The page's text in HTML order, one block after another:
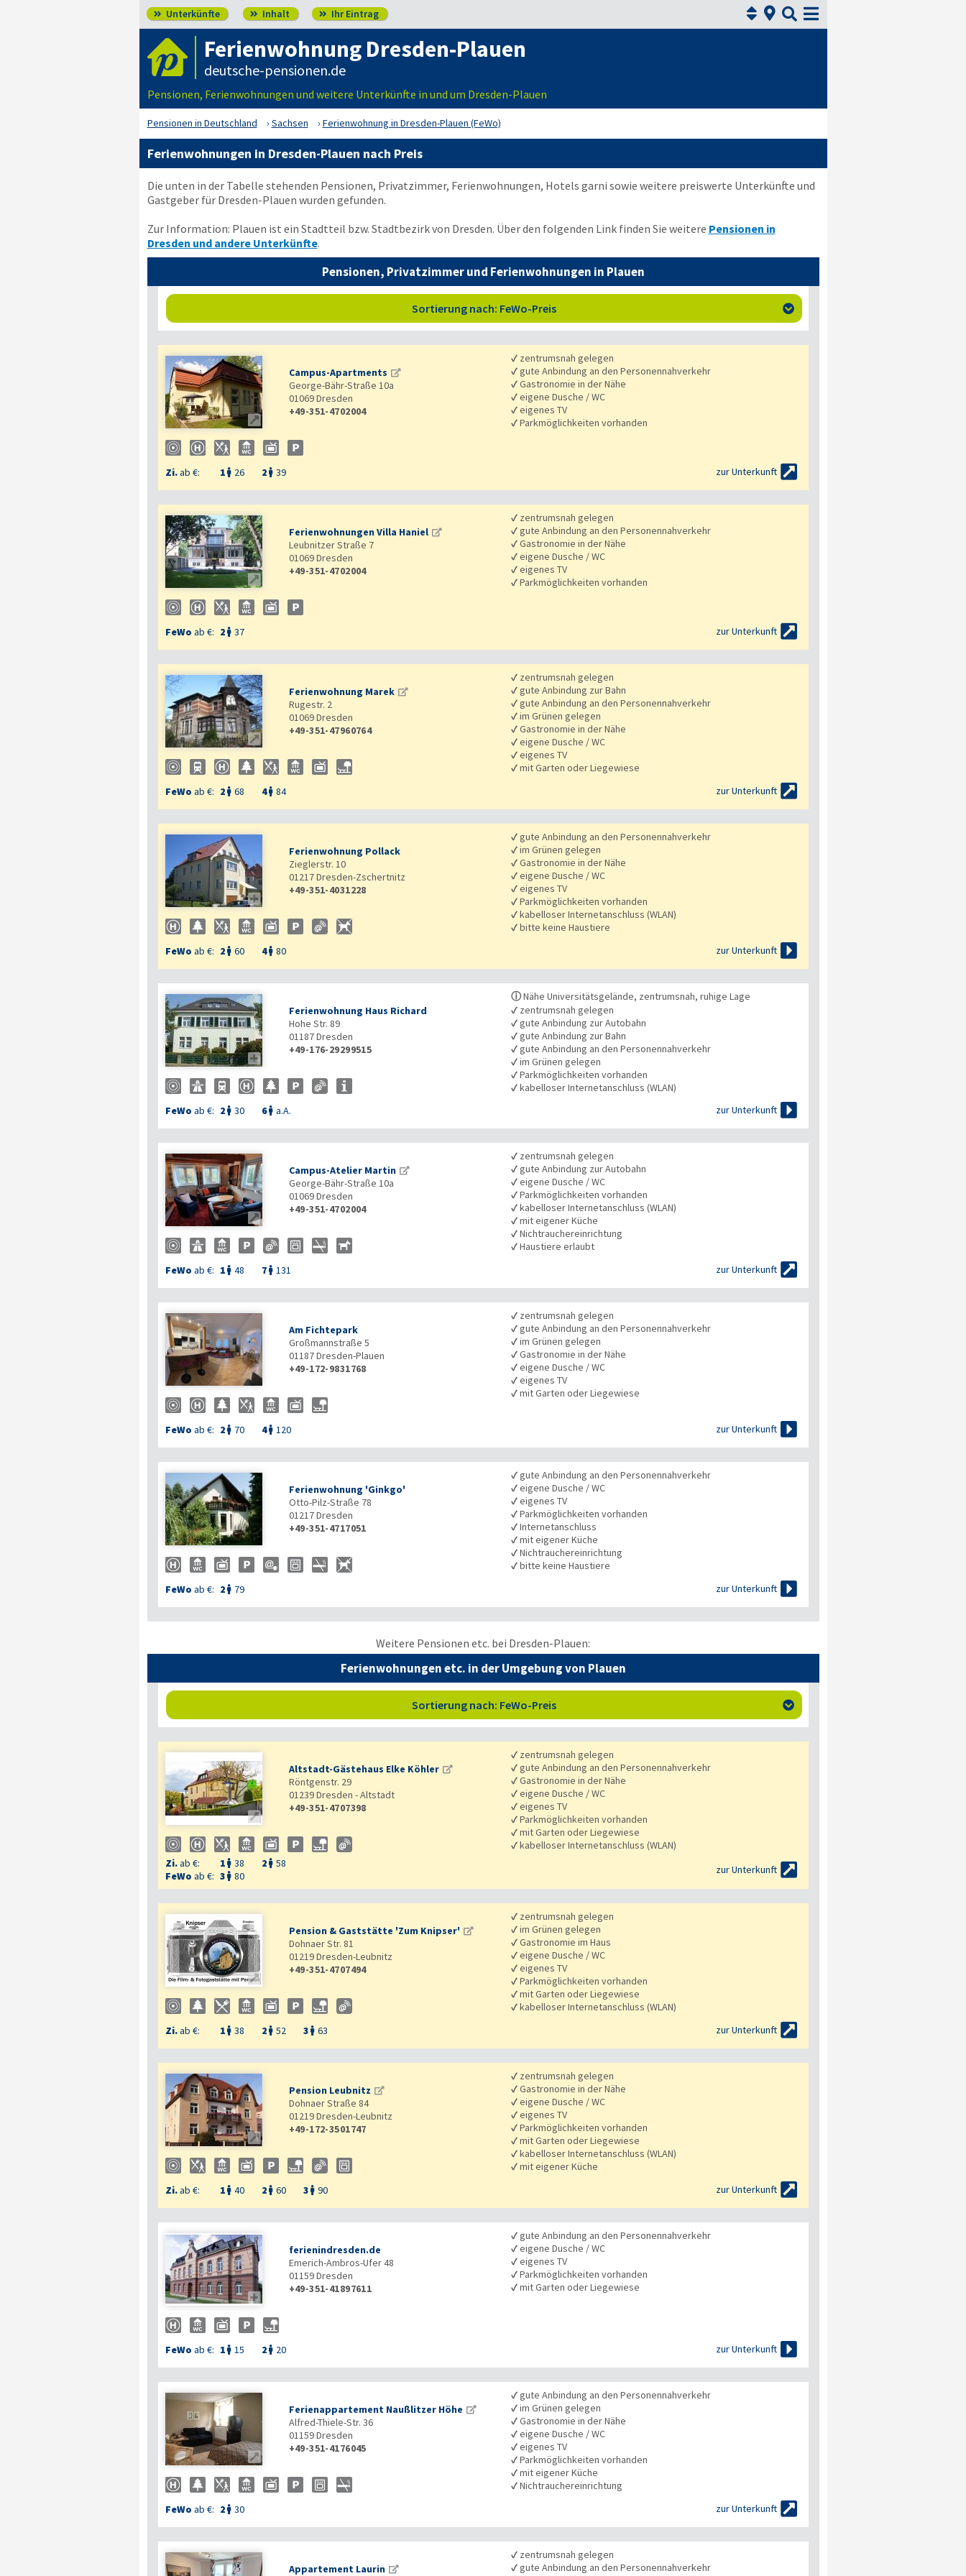
 Unterkünfte  Inhalt  Ihr Eintrag  

Ferienwohnung Dresden-Plauen
deutsche-pensionen.de
Pensionen, Ferienwohnungen und weitere Unterkünfte in und um Dresden-Plauen
Pensionen in Deutschland Sachsen Ferienwohnung in Dresden-Plauen (FeWo)
Ferienwohnungen in Dresden-Plauen nach Preis
Die unten in der Tabelle stehenden Pensionen, Privatzimmer, Ferienwohnungen, Hotels garni sowie weitere preiswerte Unterkünfte und
Gastgeber für Dresden-Plauen wurden gefunden.
Zur Information: Plauen ist ein Stadtteil bzw. Stadtbezirk von Dresden. Über den folgenden Link finden Sie weitere Pensionen in
Dresden und andere Unterkünfte.
Pensionen, Privatzimmer und Ferienwohnungen in Plauen
Sortierung nach: FeWo-Preis 

Campus-Apartments
George-Bähr-Straße 10a
01069Dresden
+49-351-4702004
Zi.ab €: 1  26 2  39
✓ zentrumsnah gelegen
✓gute Anbindung an den Personennahverkehr
✓Gastronomie in der Nähe
✓eigene Dusche / WC
✓eigenes TV
✓Parkmöglichkeiten vorhanden
zur Unterkunft 

Ferienwohnungen Villa Haniel
Leubnitzer Straße 7
01069Dresden
+49-351-4702004
FeWo ab €: 2  37
✓ zentrumsnah gelegen
✓gute Anbindung an den Personennahverkehr
✓Gastronomie in der Nähe
✓eigene Dusche / WC
✓eigenes TV
✓Parkmöglichkeiten vorhanden
zur Unterkunft 

Ferienwohnung Marek
Rugestr. 2
01069Dresden
+49-351-47960764
FeWo ab €: 2  68 4 84
✓ zentrumsnah gelegen
✓gute Anbindung zur Bahn
✓gute Anbindung an den Personennahverkehr
✓im Grünen gelegen
✓Gastronomie in der Nähe
✓eigene Dusche / WC
✓eigenes TV
✓mit Garten oder Liegewiese
zur Unterkunft 

Ferienwohnung Pollack
Zieglerstr. 10
01217Dresden-Zschertnitz
+49-351-4031228
FeWo ab €: 2  60 4 80
✓gute Anbindung an den Personennahverkehr
✓im Grünen gelegen
✓Gastronomie in der Nähe
✓eigene Dusche / WC
✓eigenes TV
✓Parkmöglichkeiten vorhanden
✓kabelloser Internetanschluss (WLAN)
✓bitte keine Haustiere
zur Unterkunft 

Ferienwohnung Haus Richard
Hohe Str. 89
01187Dresden
+49-176-29299515
FeWo ab €: 2  30 6 a.A.
ⓘNähe Universitätsgelände, zentrumsnah, ruhige Lage
✓ zentrumsnah gelegen
✓gute Anbindung zur Autobahn
✓gute Anbindung zur Bahn
✓gute Anbindung an den Personennahverkehr
✓im Grünen gelegen
✓Parkmöglichkeiten vorhanden
✓kabelloser Internetanschluss (WLAN)
zur Unterkunft 

Campus-Atelier Martin
George-Bähr-Straße 10a
01069Dresden
+49-351-4702004
FeWo ab €: 1  48 7  131
✓ zentrumsnah gelegen
✓gute Anbindung zur Autobahn
✓eigene Dusche / WC
✓Parkmöglichkeiten vorhanden
✓kabelloser Internetanschluss (WLAN)
✓mit eigener Küche
✓Nichtrauchereinrichtung
✓Haustiere erlaubt
zur Unterkunft 
Am Fichtepark
Großmannstraße 5
01187Dresden-Plauen
+49-172-9831768
FeWo ab €: 2  70 4 120
✓ zentrumsnah gelegen
✓gute Anbindung an den Personennahverkehr
✓im Grünen gelegen
✓Gastronomie in der Nähe
✓eigene Dusche / WC
✓eigenes TV
✓mit Garten oder Liegewiese
zur Unterkunft 
Ferienwohnung 'Ginkgo'
Otto-Pilz-Straße 78
01217Dresden
+49-351-4717051
FeWo ab €: 2  79
✓gute Anbindung an den Personennahverkehr
✓eigene Dusche / WC
✓eigenes TV
✓Parkmöglichkeiten vorhanden
✓Internetanschluss
✓mit eigener Küche
✓Nichtrauchereinrichtung
✓bitte keine Haustiere
zur Unterkunft 
Weitere Pensionen etc. bei Dresden-Plauen:
Ferienwohnungen etc. in der Umgebung von Plauen
Sortierung nach: FeWo-Preis 

Altstadt-Gästehaus Elke Köhler
Röntgenstr. 29
01239Dresden - Altstadt
+49-351-4707398
Zi.ab €: 1  38 2  58
FeWo ab €: 3  80
✓ zentrumsnah gelegen
✓gute Anbindung an den Personennahverkehr
✓Gastronomie in der Nähe
✓eigene Dusche / WC
✓eigenes TV
✓Parkmöglichkeiten vorhanden
✓mit Garten oder Liegewiese
✓kabelloser Internetanschluss (WLAN)
zur Unterkunft 

Pension & Gaststätte 'Zum Knipser'
Dohnaer Str. 81
01219Dresden-Leubnitz
+49-351-4707494
Zi.ab €: 1  38 2  52 3  63
✓ zentrumsnah gelegen
✓im Grünen gelegen
✓Gastronomie im Haus
✓eigene Dusche / WC
✓eigenes TV
✓Parkmöglichkeiten vorhanden
✓mit Garten oder Liegewiese
✓kabelloser Internetanschluss (WLAN)
zur Unterkunft 

Pension Leubnitz
Dohnaer Straße 84
01219Dresden-Leubnitz
+49-172-3501747
Zi.ab €: 1  40 2  60 3  90
✓ zentrumsnah gelegen
✓Gastronomie in der Nähe
✓eigene Dusche / WC
✓eigenes TV
✓Parkmöglichkeiten vorhanden
✓mit Garten oder Liegewiese
✓kabelloser Internetanschluss (WLAN)
✓mit eigener Küche
zur Unterkunft 

ferienindresden.de
Emerich-Ambros-Ufer 48
01159Dresden
+49-351-41897611
FeWo ab €: 1  15 2  20
✓gute Anbindung an den Personennahverkehr
✓eigene Dusche / WC
✓eigenes TV
✓Parkmöglichkeiten vorhanden
✓mit Garten oder Liegewiese
zur Unterkunft 

Ferienappartement Naußlitzer Höhe
Alfred-Thiele-Str. 36
01159Dresden
+49-351-4176045
FeWo ab €: 2  30
✓gute Anbindung an den Personennahverkehr
✓im Grünen gelegen
✓Gastronomie in der Nähe
✓eigene Dusche / WC
✓eigenes TV
✓Parkmöglichkeiten vorhanden
✓mit eigener Küche
✓Nichtrauchereinrichtung
zur Unterkunft 
Appartement Laurin
✓ zentrumsnah gelegen
✓gute Anbindung an den Personennahverkehr